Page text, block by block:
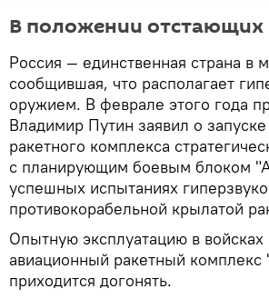
В положении отстающих
Россия — единственная страна в
сообщившая, что располагает
оружием. В феврале этого года
Владимир Путин заявил о
ракетного комплекса
с планирующим боевым блоком
успешных испытаниях
противокорабельной крылатой
Опытную эксплуатацию в войсках
авиационный ракетный
приходится догонять.